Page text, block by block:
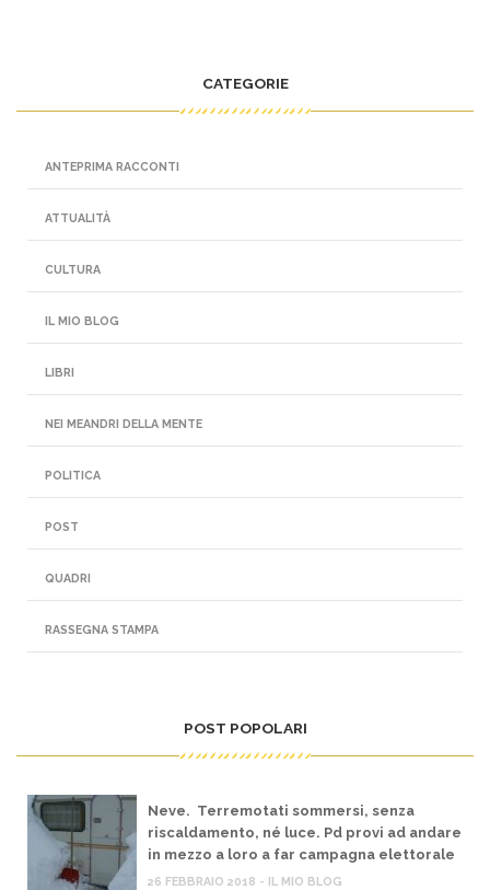
CATEGORIE
ANTEPRIMA RACCONTI
ATTUALITÀ
CULTURA
IL MIO BLOG
LIBRI
NEI MEANDRI DELLA MENTE
POLITICA
POST
QUADRI
RASSEGNA STAMPA
POST POPOLARI
Neve. Terremotati sommersi, senza
riscaldamento, né luce. Pd provi ad andare
in mezzo a loro a far campagna elettorale
26 FEBBRAIO 2018 - IL MIO BLOG